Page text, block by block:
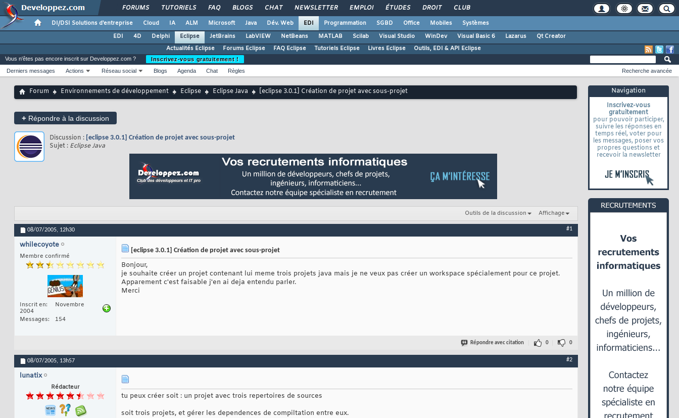
FORUMS TUTORIELS FAQ BLOGS CHAT NEWSLETTER EMPLOI ÉTUDES DROIT CLUB
DI/DSI Solutions d'entreprise Cloud IA ALM Microsoft Java Dév. Web EDI Programmation SGBD Office Mobiles
Systèmes
EDI
4D Delphi Eclipse JetBrains LabVIEW NetBeans MATLAB Scilab Visual Studio WinDev Visual Basic 6 Lazarus
Qt Creator
Actualités Eclipse
Forums Eclipse FAQ Eclipse Tutoriels Eclipse Livres Eclipse Outils, EDI & API Eclipse
Navigation
Inscrivez-vous
gratuitement
pour pouvoir participer,
suivre les réponses en
temps réel, voter pour
les messages, poser vos
propres questions et
recevoir la newsletter
Vous n'êtes pas encore inscrit sur Developpez.com ?
Inscrivez-vous gratuitement !
Derniers messages
Actions Réseau social Blogs Agenda Chat Règles Recherche avancée
Forum Environnements de développement Eclipse Eclipse Java [eclipse 3.0.1] Création de projet avec sous-projet
+ Répondre à la discussion
Discussion : [eclipse 3.0.1] Création de projet avec sous-projet
Sujet : Eclipse Java
Outils de la discussion Affichage
08/07/2005, 12h30 #1
whilecoyote
Membre confirmé
Inscrit en
Novembre
2004
Messages
154
[eclipse 3.0.1] Création de projet avec sous-projet
Bonjour,
je souhaite créer un projet contenant lui meme trois projets java mais je ne veux pas créer un workspace spécialement pour ce projet.
Apparement c'est faisable j'en ai deja entendu parler.
Merci
Répondre avec citation 0 0
08/07/2005, 13h57 #2
lunatix
Rédacteur
tu peux créer soit : un projet avec trois repertoires de sources
soit trois projets, et gérer les dependences de compiltation entre eux.